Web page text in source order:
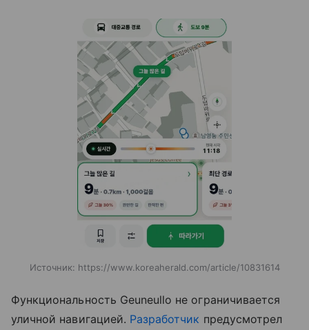
Источник: https://www.koreaherald.com/article/10831614
Функциональность Geuneullo не ограничивается
уличной навигацией. Разработчик предусмотрел